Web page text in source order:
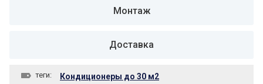
Монтаж
Доставка
теги: Кондиционеры до 30 м2